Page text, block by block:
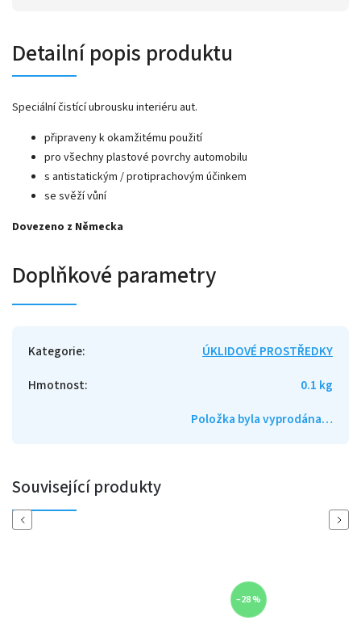
Detailní popis produktu
Speciální čistící ubrousku interiéru aut.
připraveny k okamžitému použití
pro všechny plastové povrchy automobilu
s antistatickým / protiprachovým účinkem
se svěží vůní
Dovezeno z Německa
Doplňkové parametry
Kategorie:
ÚKLIDOVÉ PROSTŘEDKY
Hmotnost:
0.1 kg
Položka byla vyprodána…
Související produkty
Previous
–28 %
Next